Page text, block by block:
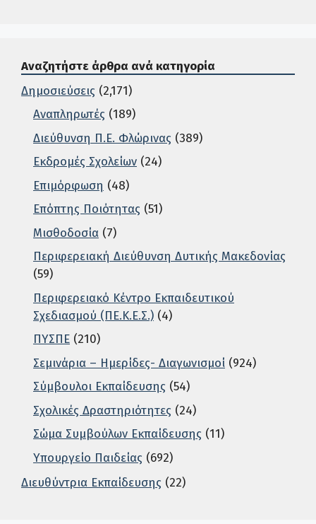
Αναζητήστε άρθρα ανά κατηγορία
Δημοσιεύσεις (2,171)
Αναπληρωτές (189)
Διεύθυνση Π.Ε. Φλώρινας (389)
Εκδρομές Σχολείων (24)
Επιμόρφωση (48)
Επόπτης Ποιότητας (51)
Μισθοδοσία (7)
Περιφερειακή Διεύθυνση Δυτικής Μακεδονίας
(59)
Περιφερειακό Κέντρο Εκπαιδευτικού
Σχεδιασμού (ΠΕ.Κ.Ε.Σ.) (4)
ΠΥΣΠΕ (210)
Σεμινάρια – Ημερίδες- Διαγωνισμοί (924)
Σύμβουλοι Εκπαίδευσης (54)
Σχολικές Δραστηριότητες (24)
Σώμα Συμβούλων Εκπαίδευσης (11)
Υπουργείο Παιδείας (692)
Διευθύντρια Εκπαίδευσης (22)